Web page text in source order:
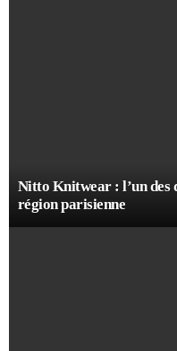
Nitto Knitwear : l’un des
région parisienne